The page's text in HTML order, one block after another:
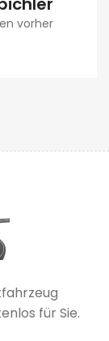
vorher
für Sie.